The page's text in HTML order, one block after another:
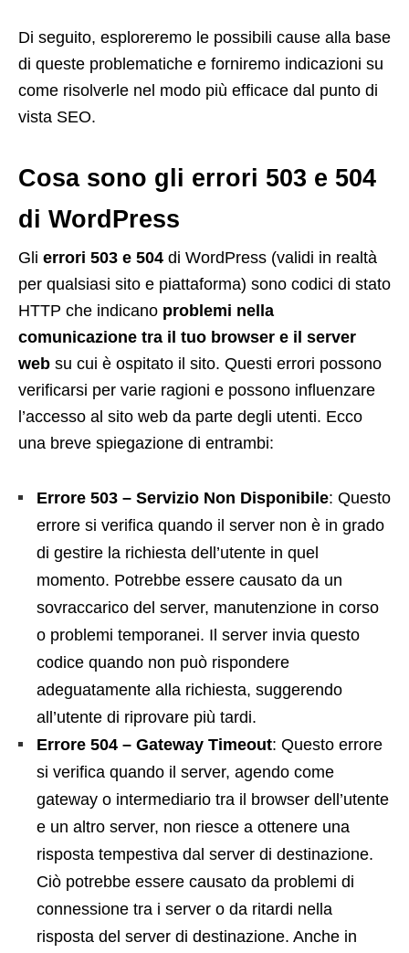
Di seguito, esploreremo le possibili cause alla base
di queste problematiche e forniremo indicazioni su
come risolverle nel modo più efficace dal punto di
vista SEO.
Cosa sono gli errori 503 e 504
di WordPress
Gli errori 503 e 504 di WordPress (validi in realtà
per qualsiasi sito e piattaforma) sono codici di stato
HTTP che indicano problemi nella
comunicazione tra il tuo browser e il server
web su cui è ospitato il sito. Questi errori possono
verificarsi per varie ragioni e possono influenzare
l’accesso al sito web da parte degli utenti. Ecco
una breve spiegazione di entrambi:
Errore 503 – Servizio Non Disponibile: Questo
errore si verifica quando il server non è in grado
di gestire la richiesta dell’utente in quel
momento. Potrebbe essere causato da un
sovraccarico del server, manutenzione in corso
o problemi temporanei. Il server invia questo
codice quando non può rispondere
adeguatamente alla richiesta, suggerendo
all’utente di riprovare più tardi.
Errore 504 – Gateway Timeout: Questo errore
si verifica quando il server, agendo come
gateway o intermediario tra il browser dell’utente
e un altro server, non riesce a ottenere una
risposta tempestiva dal server di destinazione.
Ciò potrebbe essere causato da problemi di
connessione tra i server o da ritardi nella
risposta del server di destinazione. Anche in